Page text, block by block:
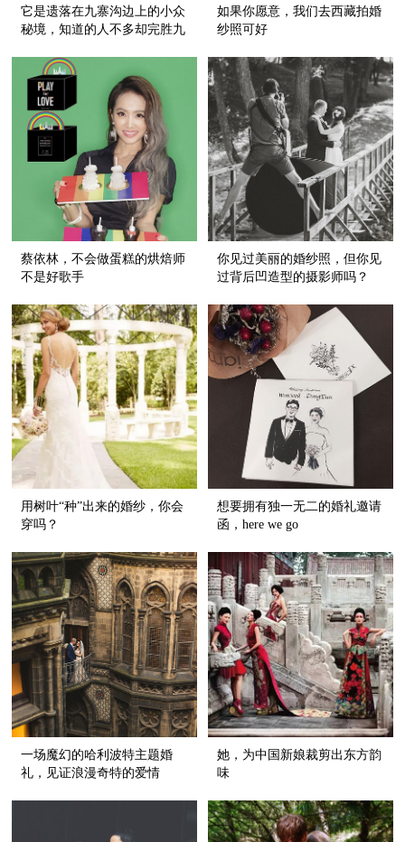
它是遗落在九寨沟边上的小众
秘境，知道的人不多却完胜九
如果你愿意，我们去西藏拍婚
纱照可好
蔡依林，不会做蛋糕的烘焙师
不是好歌手
你见过美丽的婚纱照，但你见
过背后凹造型的摄影师吗？
用树叶“种”出来的婚纱，你会
穿吗？
想要拥有独一无二的婚礼邀请
函，here we go
一场魔幻的哈利波特主题婚
礼，见证浪漫奇特的爱情
她，为中国新娘裁剪出东方韵
味